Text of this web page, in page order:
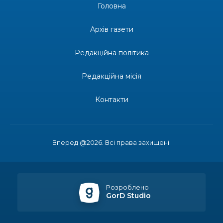
територіальної громади
«Дві музи» у Рівному: свято краси, мистецтва
епідеміолог, зоолог
Літо, враження, творчість
Вперед @2026. Всі права захищені.
Головна
Архів газети
Редакційна політика
Редакційна місія
Контакти
Розроблено
GorD Studio